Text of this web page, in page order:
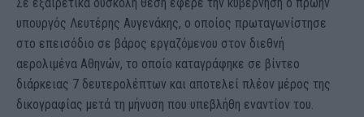
υπουργός Λευτέρης Αυγενάκης, ο οποίος πρωταγωνίστησε
στο επεισόδιο σε βάρος εργαζόμενου στον διεθνή
αερολιμένα Αθηνών, το οποίο καταγράφηκε σε βίντεο
διάρκειας 7 δευτερολέπτων και αποτελεί πλέον μέρος της
δικογραφίας μετά τη μήνυση που υπεβλήθη εναντίον του.